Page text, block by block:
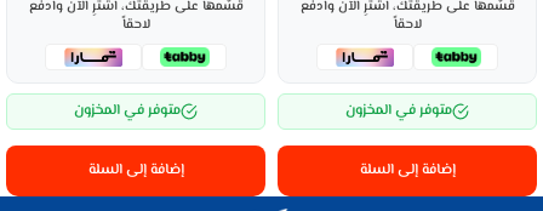
قسّمها على طريقتك، اشترِ الآن وادفع
لاحقاً
متوفر في المخزون
إضافة إلى السلة
قسّمها على طريقتك، اشترِ الآن وادفع
لاحقاً
متوفر في المخزون
إضافة إلى السلة